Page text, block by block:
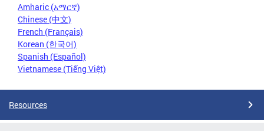
Amharic (አማርኛ)
Chinese (中文)
French (Français)
Korean (한국어)
Spanish (Español)
Vietnamese (Tiếng Việt)
Resources